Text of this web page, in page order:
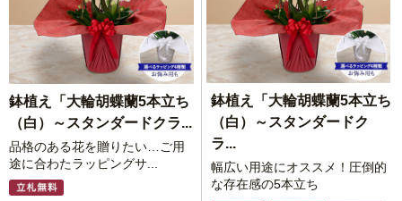
鉢植え「大輪胡蝶蘭5本立ち
（白）～スタンダードクラ...
品格のある花を贈りたい…ご用
途に合わたラッピングサ...
鉢植え「大輪胡蝶蘭5本立ち
（白）～スタンダードク
ラ...
幅広い用途にオススメ！圧倒的
な存在感の5本立ち